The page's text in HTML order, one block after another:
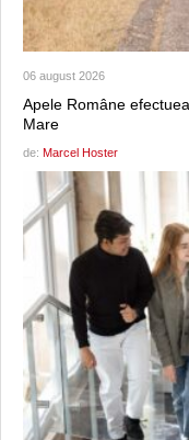
06 august 2026
Apele Române
Mare
de: Marcel Hoster